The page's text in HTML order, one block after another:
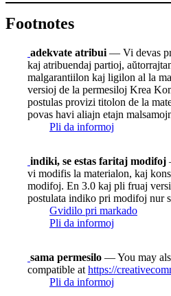
Footnotes
adekvate atribui — Vi devas
kaj atribuendaj partioj,
malgarantiilon kaj ligilon al la
versioj de la permesiloj Krea
postulas provizi titolon de la
povas havi aliajn etajn
Pli da informoj
indiki, se estas faritaj modifoj
vi modifis la materialon, kaj
modifoj. En 3.0 kaj pli fruaj
postulata indiko pri modifoj nur
Gvidilo pri markado
Pli da informoj
sama permesilo — You may
compatible at https://
Pli da informoj